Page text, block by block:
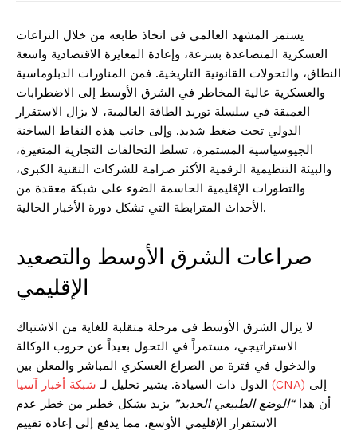
يستمر المشهد العالمي في اتخاذ طابعه من خلال النزاعات
العسكرية المتصاعدة بسرعة، وإعادة المعايرة الاقتصادية واسعة
النطاق، والتحولات القانونية التاريخية. فمن المناورات الدبلوماسية
والعسكرية عالية المخاطر في الشرق الأوسط إلى الاضطرابات
العميقة في سلسلة توريد الطاقة العالمية، لا يزال الاستقرار
الدولي تحت ضغط شديد. وإلى جانب هذه النقاط الساخنة
الجيوسياسية المستمرة، تسلط التحالفات التجارية المتغيرة،
والبيئة التنظيمية الرقمية الأكثر صرامة للشركات التقنية الكبرى،
والتطورات الإقليمية الحاسمة الضوء على شبكة معقدة من
الأحداث المترابطة التي تشكل دورة الأخبار الحالية.
صراعات الشرق الأوسط والتصعيد
الإقليمي
لا يزال الشرق الأوسط في مرحلة متقلبة للغاية من الاشتباك
الاستراتيجي، مستمراً في التحول بعيداً عن حروب الوكالة
والدخول في فترة من الصراع العسكري المباشر والمعلن بين
الدول ذات السيادة. يشير تحليل لـ شبكة أخبار آسيا (CNA)
أن هذا“الوضع الطبيعي الجديد” يزيد بشكل خطير من خطر عدم
الاستقرار الإقليمي الأوسع، مما يدفع إلى إعادة تقييم